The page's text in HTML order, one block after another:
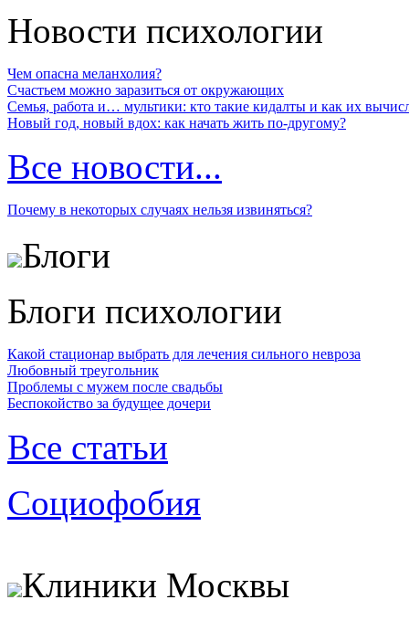
Новости психологии
Чем опасна меланхолия?
Счастьем можно заразиться от окружающих
Семья, работа и… мультики: кто такие кидалты и как их
Новый год, новый вдох: как начать жить по-другому?
Все новости...
Почему в некоторых случаях нельзя извиняться?
Блоги
Блоги психологии
Какой стационар выбрать для лечения сильного невроза
Любовный треугольник
Проблемы с мужем после свадьбы
Беспокойство за будущее дочери
Все статьи
Социофобия
Клиники Москвы